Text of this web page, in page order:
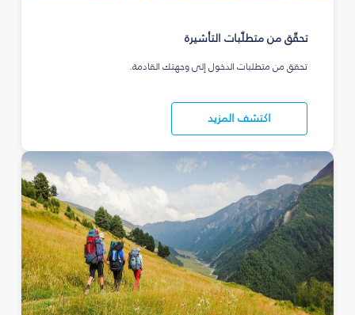
تحقّق من متطلّبات التأشيرة
تحقق من متطلبات الدخول إلى وجهتك القادمة.
اكتشف المزيد